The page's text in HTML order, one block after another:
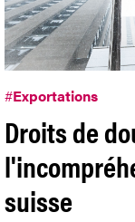
#Exportations
Droits de
suisse